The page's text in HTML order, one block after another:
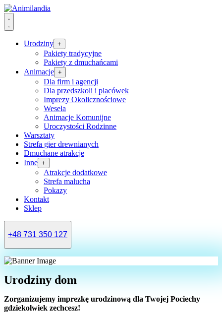
Urodziny +
Pakiety tradycyjne
Pakiety z dmuchańcami
Animacje +
Dla firm i agencji
Dla przedszkoli i placówek
Imprezy Okolicznościowe
Wesela
Animacje Komunijne
Uroczystości Rodzinne
Warsztaty
Strefa gier drewnianych
Dmuchane atrakcje
Inne +
Atrakcje dodatkowe
Strefa malucha
Pokazy
Kontakt
Sklep
+48 731 350 127
Urodziny dom
Zorganizujemy imprezkę urodzinową dla Twojej Pociechy
gdziekolwiek zechcesz!